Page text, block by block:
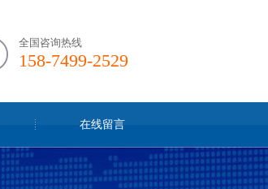
全国咨询热线
158-7499-2529
在线留言